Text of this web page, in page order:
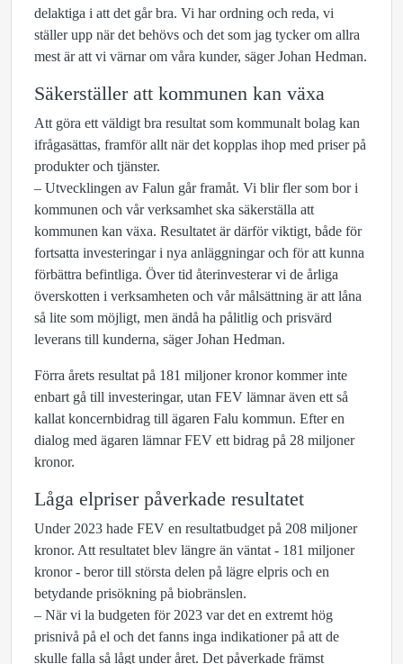
delaktiga i att det går bra. Vi har ordning och reda, vi
ställer upp när det behövs och det som jag tycker om allra
mest är att vi värnar om våra kunder, säger Johan Hedman.
Säkerställer att kommunen kan växa
Att göra ett väldigt bra resultat som kommunalt bolag kan
ifrågasättas, framför allt när det kopplas ihop med priser på
produkter och tjänster.
– Utvecklingen av Falun går framåt. Vi blir fler som bor i
kommunen och vår verksamhet ska säkerställa att
kommunen kan växa. Resultatet är därför viktigt, både för
fortsatta investeringar i nya anläggningar och för att kunna
förbättra befintliga. Över tid återinvesterar vi de årliga
överskotten i verksamheten och vår målsättning är att låna
så lite som möjligt, men ändå ha pålitlig och prisvärd
leverans till kunderna, säger Johan Hedman.
Förra årets resultat på 181 miljoner kronor kommer inte
enbart gå till investeringar, utan FEV lämnar även ett så
kallat koncernbidrag till ägaren Falu kommun. Efter en
dialog med ägaren lämnar FEV ett bidrag på 28 miljoner
kronor.
Låga elpriser påverkade resultatet
Under 2023 hade FEV en resultatbudget på 208 miljoner
kronor. Att resultatet blev längre än väntat - 181 miljoner
kronor - beror till största delen på lägre elpris och en
betydande prisökning på biobränslen.
– När vi la budgeten för 2023 var det en extremt hög
prisnivå på el och det fanns inga indikationer på att de
skulle falla så lågt under året. Det påverkade främst